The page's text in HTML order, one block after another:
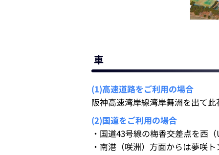
車
(1)高速道路をご利用の場合
阪神高速湾岸線湾岸舞洲を出て
(2)国道をご利用の場合
・国道43号線の梅香交差点を西
・南港（咲洲）方面からは夢咲